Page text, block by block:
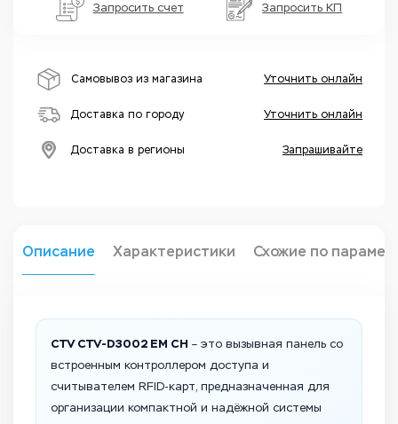
Запросить счет Запросить КП
Самовывоз из магазина Уточнить онлайн
Доставка по городу Уточнить онлайн
Доставка в регионы Запрашивайте
Описание Характеристики Схожие по
CTV CTV-D3002 EM CH – это вызывная панель со
встроенным контроллером доступа и
считывателем RFID-карт, предназначенная для
организации компактной и надёжной системы